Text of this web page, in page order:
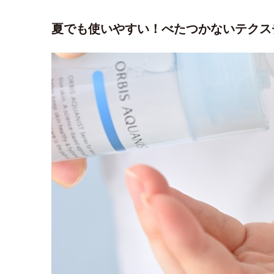
夏でも使いやすい！べたつかないテク